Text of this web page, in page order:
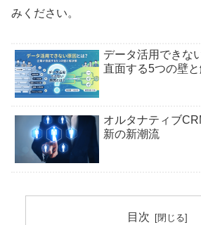
みください。
データ活用できな
直面する5つの壁
オルタナティブ
新の新潮流
目次